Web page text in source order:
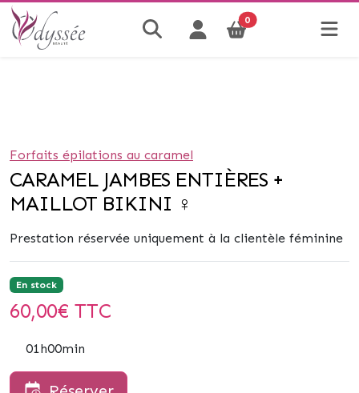
0
Forfaits épilations au caramel
CARAMEL JAMBES ENTIÈRES +
MAILLOT BIKINI ♀
Prestation réservée uniquement à la clientèle féminine
En stock
60,00€ TTC
01h00min